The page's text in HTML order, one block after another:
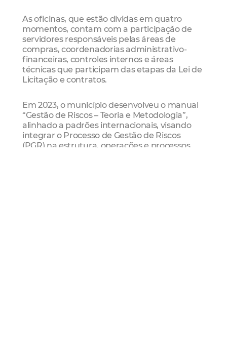
As oficinas, que estão dividas em quatro
momentos, contam com a participação de
servidores responsáveis pelas áreas de
compras, coordenadorias administrativo-
financeiras, controles internos e áreas
técnicas que participam das etapas da Lei de
Licitação e contratos.
Em 2023, o município desenvolveu o manual
“Gestão de Riscos – Teoria e Metodologia”,
alinhado a padrões internacionais, visando
integrar o Processo de Gestão de Riscos
(PGR) na estrutura, operações e processos